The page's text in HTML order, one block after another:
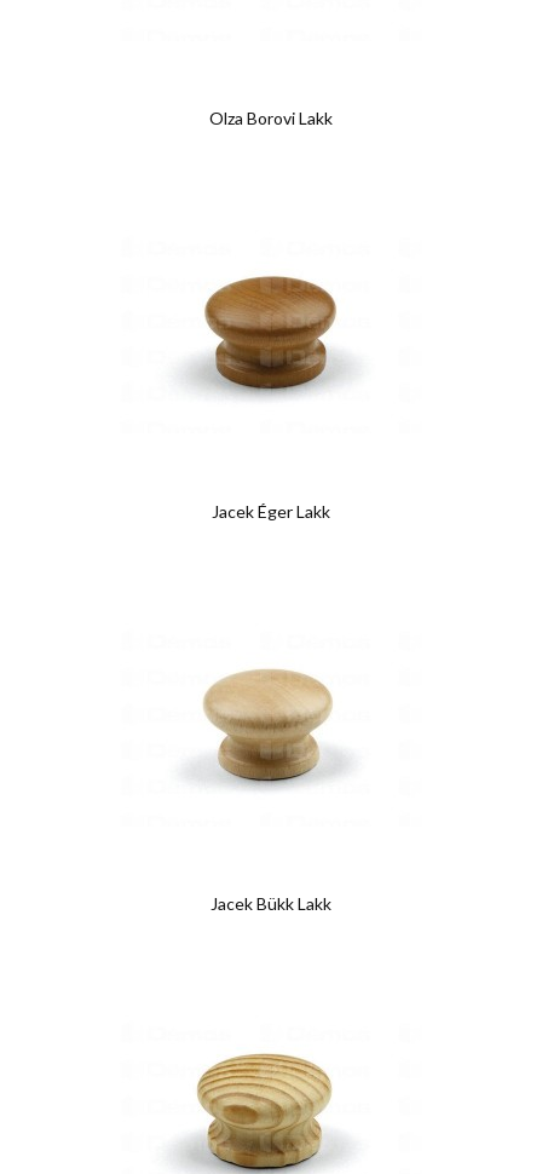
Olza Borovi Lakk
Jacek Éger Lakk
Jacek Bükk Lakk